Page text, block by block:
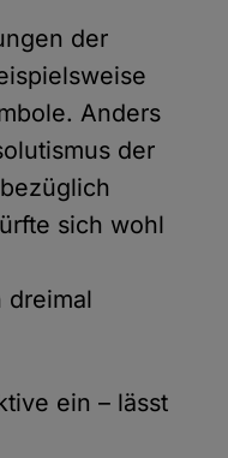
der
Anders
der
sich wohl
ein – lässt